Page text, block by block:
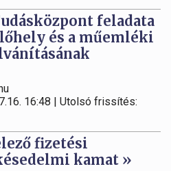
feladata
és a műemléki
16:48 | Utolsó frissítés:
fizetési
kamat »